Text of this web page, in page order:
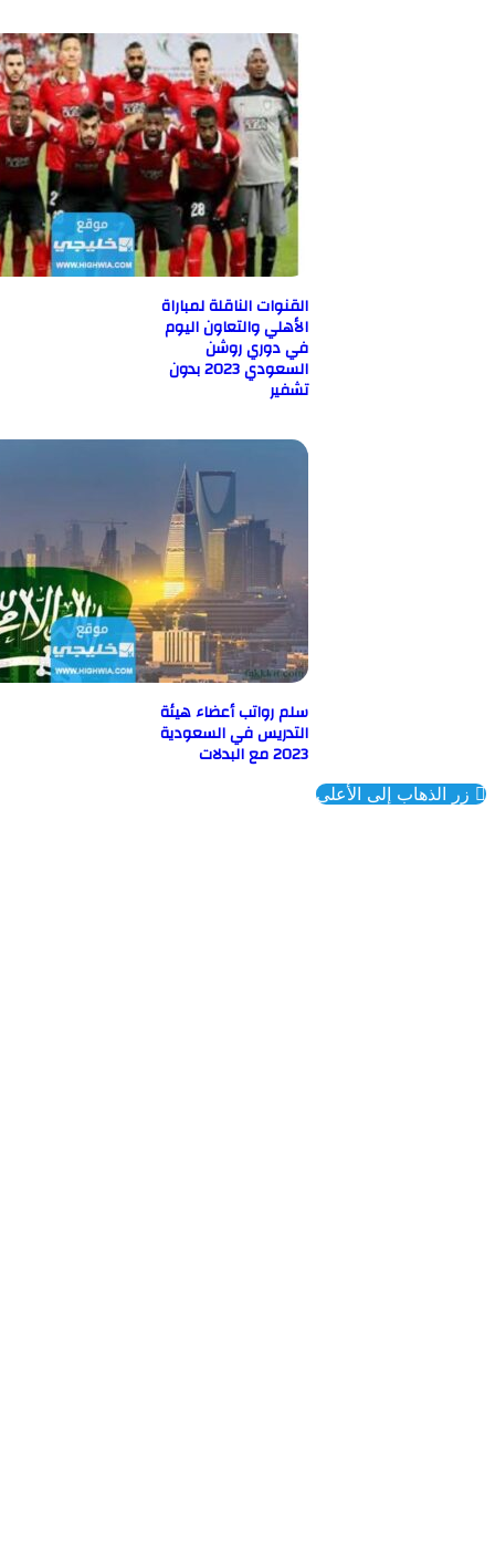
القنوات الناقلة لمباراة
الأهلي والتعاون اليوم
في دوري روشن
السعودي 2023 بدون
سلم رواتب أعضاء هيئة
التدريس في السعودية
إلى الأعلى